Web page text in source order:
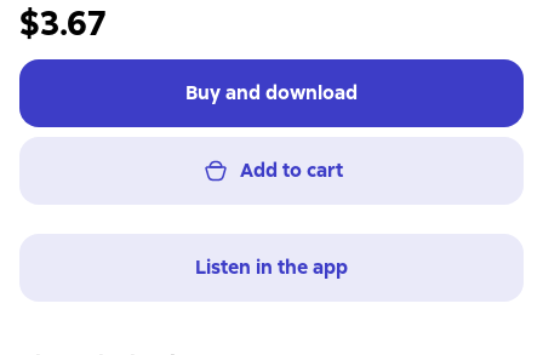
$3.67
Buy and download
Add to cart
Listen in the app